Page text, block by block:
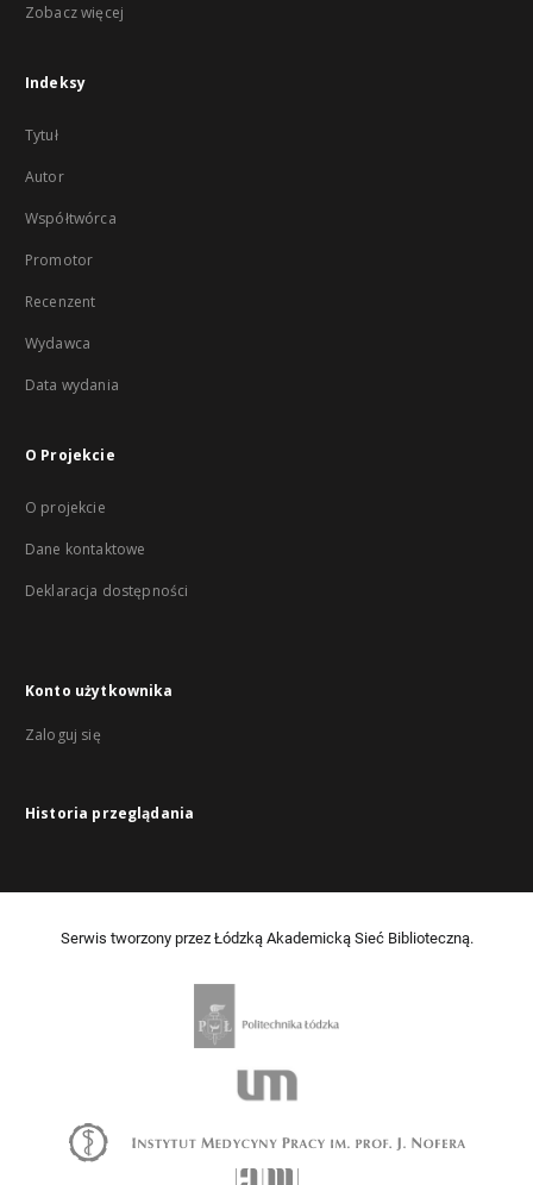
Zobacz więcej
Indeksy
Tytuł
Autor
Współtwórca
Promotor
Recenzent
Wydawca
Data wydania
O Projekcie
O projekcie
Dane kontaktowe
Deklaracja dostępności
Konto użytkownika
Zaloguj się
Historia przeglądania
Serwis tworzony przez Łódzką Akademicką Sieć Biblioteczną.